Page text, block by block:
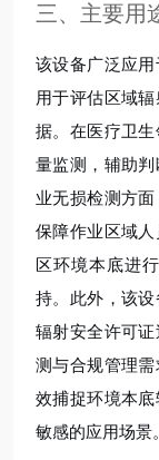
三、主要用
该设备广泛应
用于评估区域
据。在医疗卫
量监测，辅助
业无损检测方面
保障作业区域
区环境本底进
持。此外，该
辐射安全许可
测与合规管理
效捕捉环境本
敏感的应用场景。